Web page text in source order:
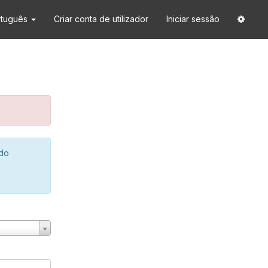
Criar conta de utilizador Iniciar sessão